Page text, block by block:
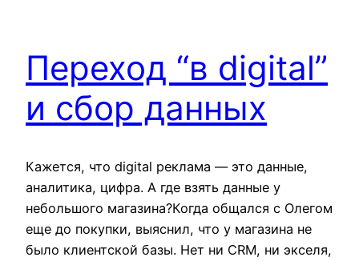
Переход “в digital”
и сбор данных
Кажется, что digital реклама — это данные,
аналитика, цифра. А где взять данные у
небольшого магазина?Когда общался с Олегом
еще до покупки, выяснил, что у магазина не
было клиентской базы. Нет ни CRM, ни экселя,